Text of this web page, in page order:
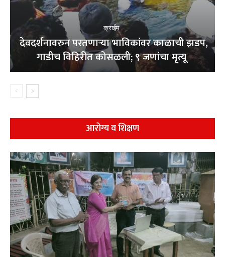
क्राईम
देवदर्शनावरुन परतणाऱ्या भाविकांवर काळाची झडप,
गाडीच विहिरीत कोसळली; ९ जणांचा मृत्यू
आरोग्य व शिक्षण